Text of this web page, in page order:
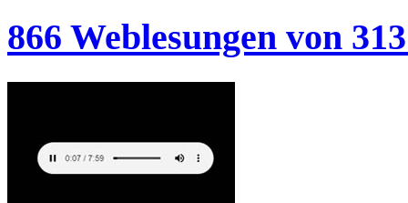
866 Weblesungen von